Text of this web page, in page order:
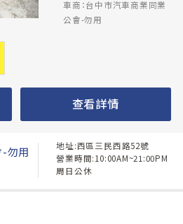
車商：台中市汽車商業同業
公會-勿用
查看詳情
勿用
地址:西區三民西路52號
營業時間:10:00AM~21:00PM
周日公休